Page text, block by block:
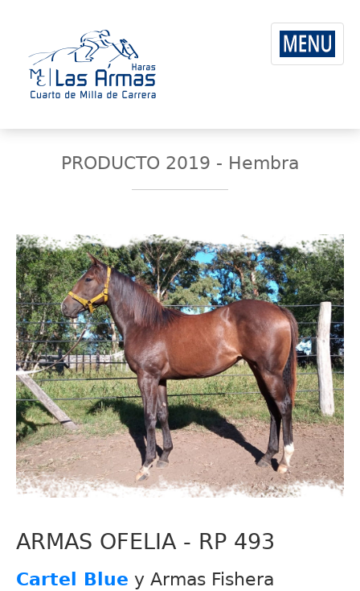
PRODUCTO 2019 - Hembra
ARMAS OFELIA - RP 493
Cartel Blue y Armas Fishera